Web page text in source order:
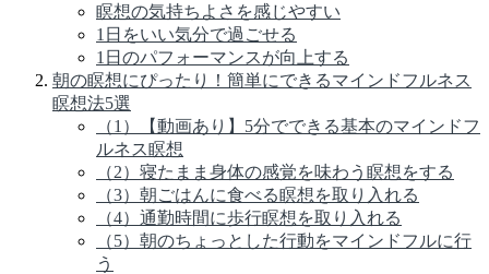
瞑想の気持ちよさを感じやすい
1日をいい気分で過ごせる
1日のパフォーマンスが向上する
朝の瞑想にぴったり！簡単にできるマインドフルネス
瞑想法5選
（1）【動画あり】5分でできる基本のマインドフ
ルネス瞑想
（2）寝たまま身体の感覚を味わう瞑想をする
（3）朝ごはんに食べる瞑想を取り入れる
（4）通勤時間に歩行瞑想を取り入れる
（5）朝のちょっとした行動をマインドフルに行
う